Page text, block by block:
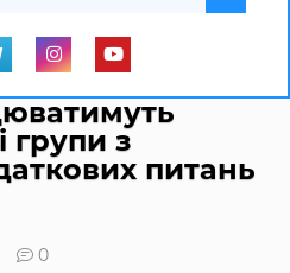
групи з
питань
0